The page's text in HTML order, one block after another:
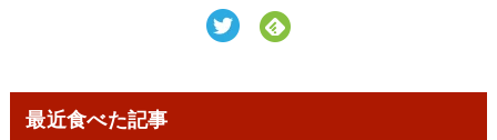
最近食べた記事